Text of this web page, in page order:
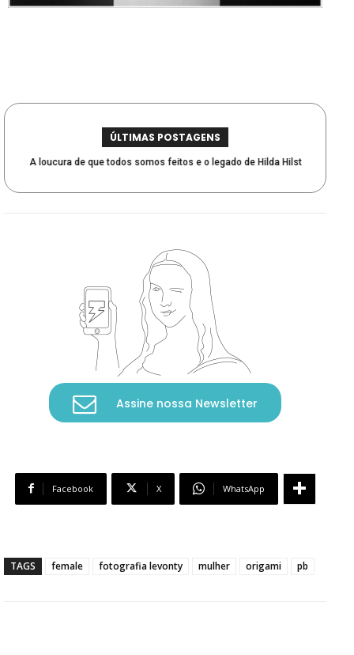
ÚLTIMAS POSTAGENS
A loucura de que todos somos feitos e o legado de Hilda Hilst
Assine nossa Newsletter
Facebook X WhatsApp
TAGS female fotografia levonty mulher origami pb